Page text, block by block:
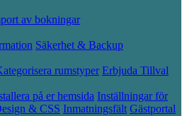
av bokningar
Säkerhet & Backup
rumstyper Erbjuda Tillval
på er hemsida Inställningar för
& CSS Inmatningsfält Gästportal